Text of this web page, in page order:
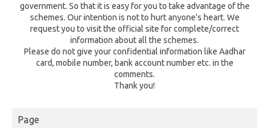
government. So that it is easy for you to take advantage of the
schemes. Our intention is not to hurt anyone's heart. We
request you to visit the official site for complete/correct
information about all the schemes.
Please do not give your confidential information like Aadhar
card, mobile number, bank account number etc. in the
comments.
Thank you!
Page